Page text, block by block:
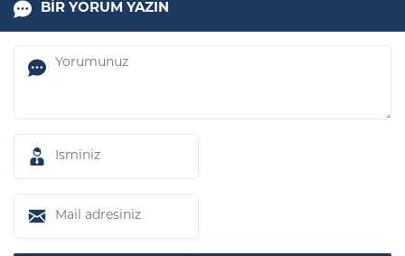
BİR YORUM YAZIN